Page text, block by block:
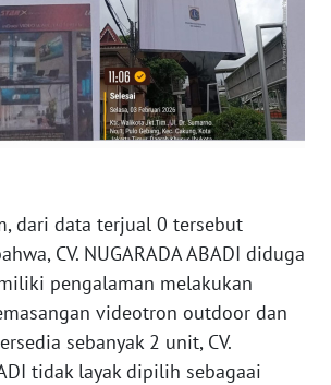
dari data terjual 0 tersebut
CV. NUGARADA ABADI diduga
pengalaman melakukan
videotron outdoor dan
sebanyak 2 unit, CV.
tidak layak dipilih sebagaai